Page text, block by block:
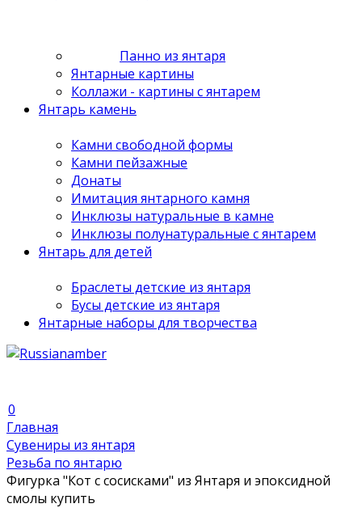
Панно из янтаря
Янтарные картины
Коллажи - картины с янтарем
Янтарь камень
Камни свободной формы
Камни пейзажные
Донаты
Имитация янтарного камня
Инклюзы натуральные в камне
Инклюзы полунатуральные с янтарем
Янтарь для детей
Браслеты детские из янтаря
Бусы детские из янтаря
Янтарные наборы для творчества
0
Главная
Сувениры из янтаря
Резьба по янтарю
Фигурка "Кот с сосисками" из Янтаря и эпоксидной
смолы купить